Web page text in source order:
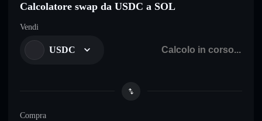
Calcolatore swap da USDC a SOL
Vendi
USDC
Compra